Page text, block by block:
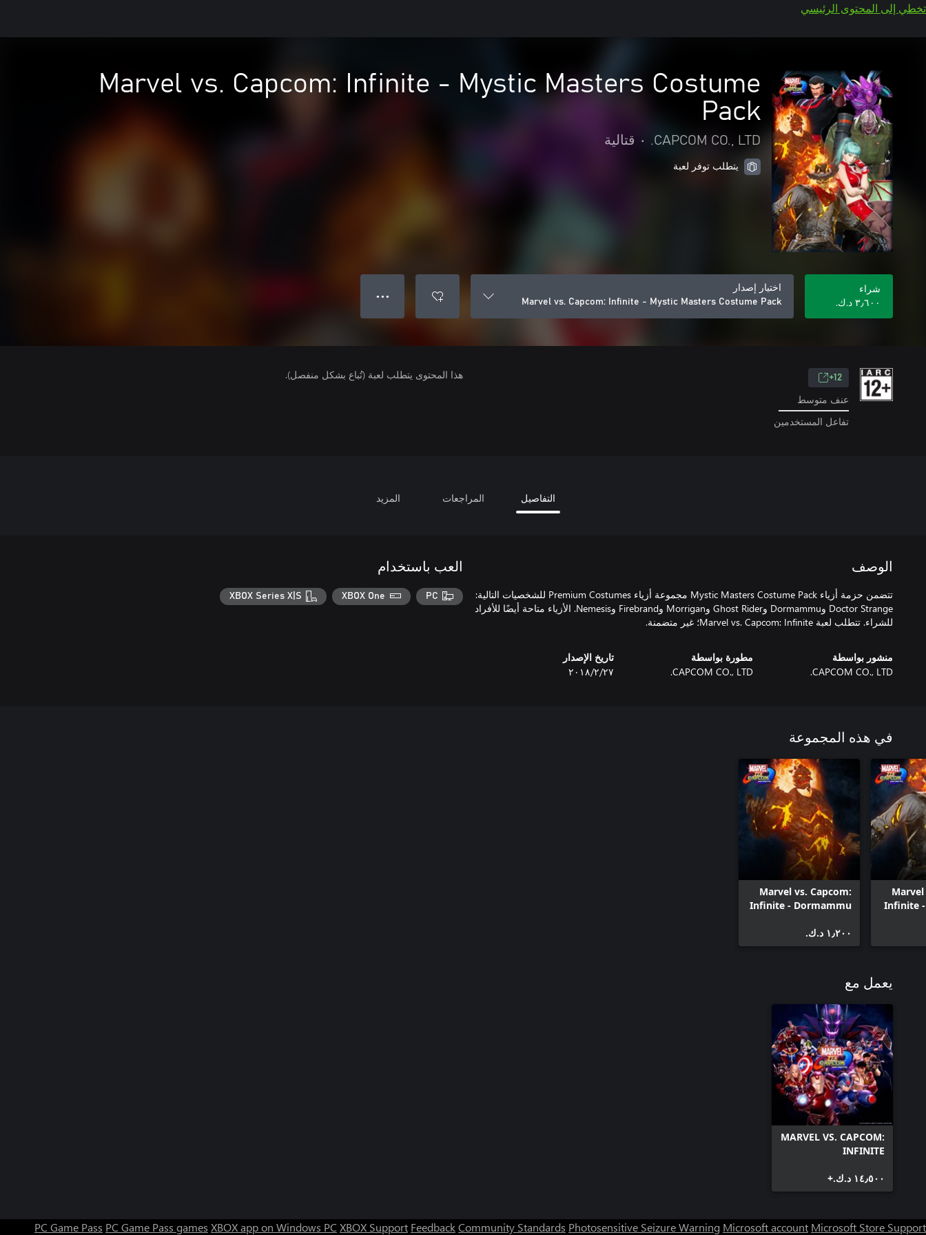
تخطي إلى المحتوى الرئيسي
Marvel vs. Capcom: Infinite - Mystic Masters Costume
Pack
CAPCOM CO., LTD.
• قتالية
يتطلب توفر لعبة
شراء
٣٫٦٠٠ د.ك.‏
اختيار إصدار
Marvel vs. Capcom: Infinite - Mystic Masters Costume Pack
● ● ●
12+
عنف متوسط
تفاعل المستخدمين
هذا المحتوى يتطلب لعبة (تُباع بشكل منفصل).
التفاصيل المراجعات المزيد
الوصف
تتضمن حزمة أزياء Mystic Masters Costume Pack مجموعة أزياء Premium Costumes للشخصيات التالية:
Doctor Strange وDormammu وGhost Rider وMorrigan وFirebrand وNemesis. الأزياء متاحة أيضًا للأفراد
للشراء. تتطلب لعبة Marvel vs. Capcom: Infinite؛ غير متضمنة.
منشور بواسطة
CAPCOM CO., LTD.
مطورة بواسطة
CAPCOM CO., LTD.
تاريخ الإصدار
٢٧‏/٢‏/٢٠١٨
العب باستخدام
PC
XBOX One
XBOX Series X|S
في هذه المجموعة
Infinite -
Marvel vs. Capcom:
Infinite - Dormammu
١٫٢٠٠ د.ك.‏
يعمل مع
MARVEL VS. CAPCOM:
INFINITE
١٤٫٥٠٠ د.ك.‏+
PC Game Pass PC Game Pass games XBOX app on Windows PC XBOX Support FeedbackCommunity Standards Photosensitive Seizure Warning Microsoft account Microsoft Store Support